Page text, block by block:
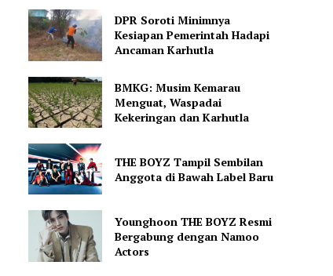
DPR Soroti Minimnya
Kesiapan Pemerintah Hadapi
Ancaman Karhutla
BMKG: Musim Kemarau
Menguat, Waspadai
Kekeringan dan Karhutla
THE BOYZ Tampil Sembilan
Anggota di Bawah Label Baru
Younghoon THE BOYZ Resmi
Bergabung dengan Namoo
Actors